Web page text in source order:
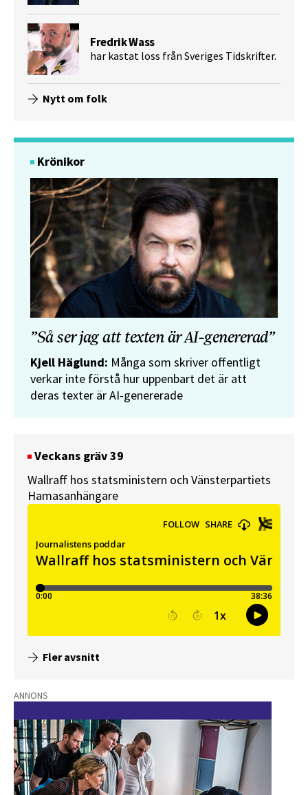
Fredrik Wass
har kastat loss från Sveriges Tidskrifter.
Nytt om folk
Krönikor
”Så ser jag att texten är AI-genererad”
Kjell Häglund: Många som skriver offentligt
verkar inte förstå hur uppenbart det är att
deras texter är AI-genererade
Veckans gräv 39
Wallraff hos statsministern och Vänsterpartiets
Hamasanhängare
Fler avsnitt
ANNONS